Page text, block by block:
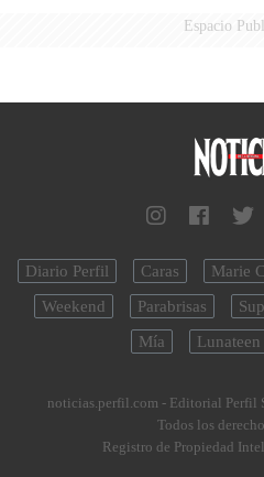
Espacio
Diario Perfil Caras Marie
Weekend
Parabrisas
Mía
Lunateen
noticias.perfil.com - Editorial Perfil
Todos los
Registro de Propiedad